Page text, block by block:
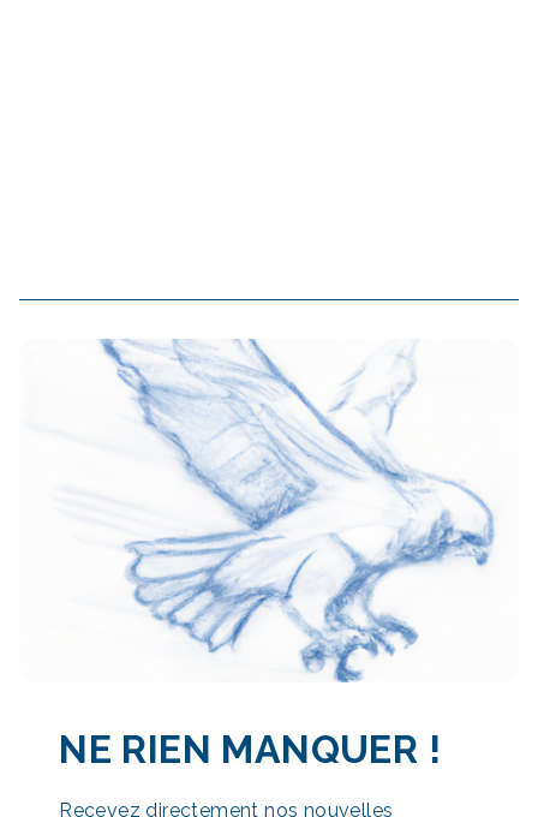
NE RIEN MANQUER !
Recevez directement nos nouvelles